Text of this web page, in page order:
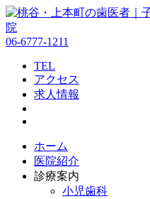
06-6777-1211
TEL
アクセス
求人情報
ホーム
医院紹介
診療案内
小児歯科